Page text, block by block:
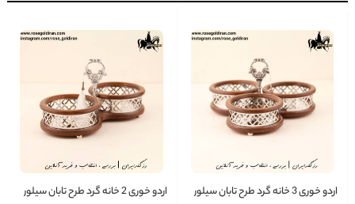
اردو خوری 3 خانه گرد طرح تابان سیلور اردو خوری 2 خانه گرد طرح تابان سیلور